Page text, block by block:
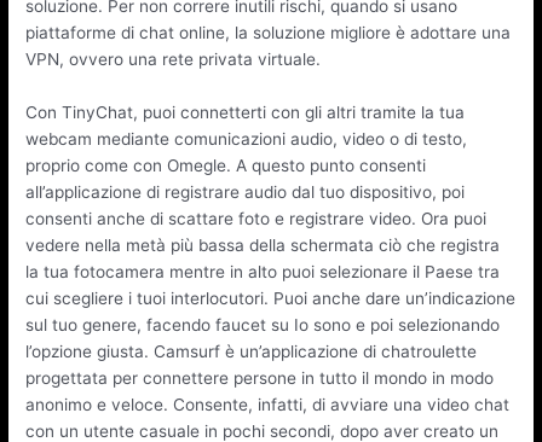
soluzione. Per non correre inutili rischi, quando si usano
piattaforme di chat online, la soluzione migliore è adottare una
VPN, ovvero una rete privata virtuale.
Con TinyChat, puoi connetterti con gli altri tramite la tua
webcam mediante comunicazioni audio, video o di testo,
proprio come con Omegle. A questo punto consenti
all’applicazione di registrare audio dal tuo dispositivo, poi
consenti anche di scattare foto e registrare video. Ora puoi
vedere nella metà più bassa della schermata ciò che registra
la tua fotocamera mentre in alto puoi selezionare il Paese tra
cui scegliere i tuoi interlocutori. Puoi anche dare un’indicazione
sul tuo genere, facendo faucet su Io sono e poi selezionando
l’opzione giusta. Camsurf è un’applicazione di chatroulette
progettata per connettere persone in tutto il mondo in modo
anonimo e veloce. Consente, infatti, di avviare una video chat
con un utente casuale in pochi secondi, dopo aver creato un